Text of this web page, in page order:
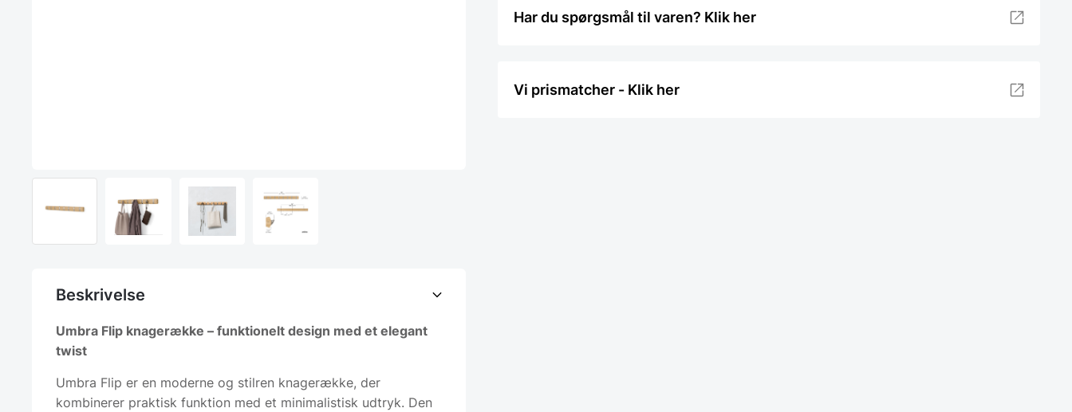
Beskrivelse
Umbra Flip knagerække – funktionelt design med et elegant
twist
Umbra Flip er en moderne og stilren knagerække, der
kombinerer praktisk funktion med et minimalistisk udtryk. Den
Har du spørgsmål til varen? Klik her
Vi prismatcher - Klik her